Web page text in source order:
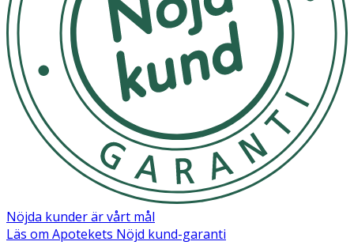
Behandlingen kan upprepas så snart behov uppstår.
- För generellt skydd rekommenderas 2 till 3 gånger per
dag för att en barriär skall upprätthållas.
- Kan användas av gravida och ammande.
- Förvaras svalt och torrt.
Innehåll
Inert cellulosapulver (HPMC), pepparmintpulver, allicin.
Nöjda kunder är vårt mål
Läs om Apotekets Nöjd kund-garanti